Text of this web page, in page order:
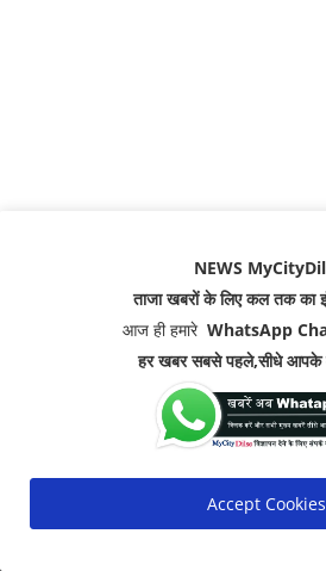
NEWS
ताजा खबरों के लिए कल तक का
आज ही हमारे WhatsApp
हर खबर सबसे पहले,सीधे आपके
Accept Cookies